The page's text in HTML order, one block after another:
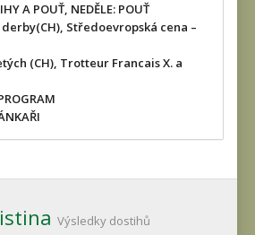
A POUŤ, NEDĚLE: POUŤ
Středoevropská cena –
(CH), Trotteur Francais X. a
Výsledky dostihů